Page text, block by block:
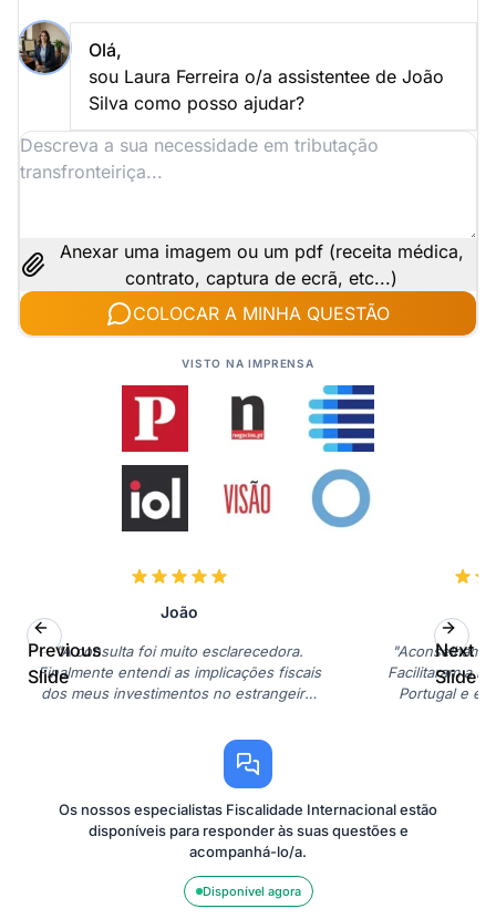
Olá,
sou Laura Ferreira o/a assistentee de João
Silva como posso ajudar?
Anexar uma imagem ou um pdf (receita médica,
contrato, captura de ecrã, etc...)
COLOCAR A MINHA QUESTÃO
VISTO NA IMPRENSA
João
"A consulta foi muito esclarecedora.
Finalmente entendi as implicações fiscais
dos meus investimentos no estrangeiro.
Facilitaram a
Portugal e
Previous
Slide
Next
Slide
Os nossos especialistas Fiscalidade Internacional estão
disponíveis para responder às suas questões e
acompanhá-lo/a.
Disponível agora